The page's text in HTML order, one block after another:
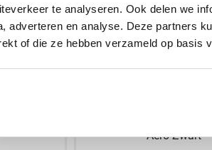
te analyseren. Ook delen we
adverteren en analyse. Deze partners
of die ze hebben verzameld op basis
TBM 1
Aero Zwart